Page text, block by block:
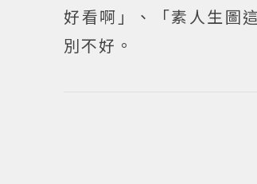
好看啊」、「素人生圖
別不好。